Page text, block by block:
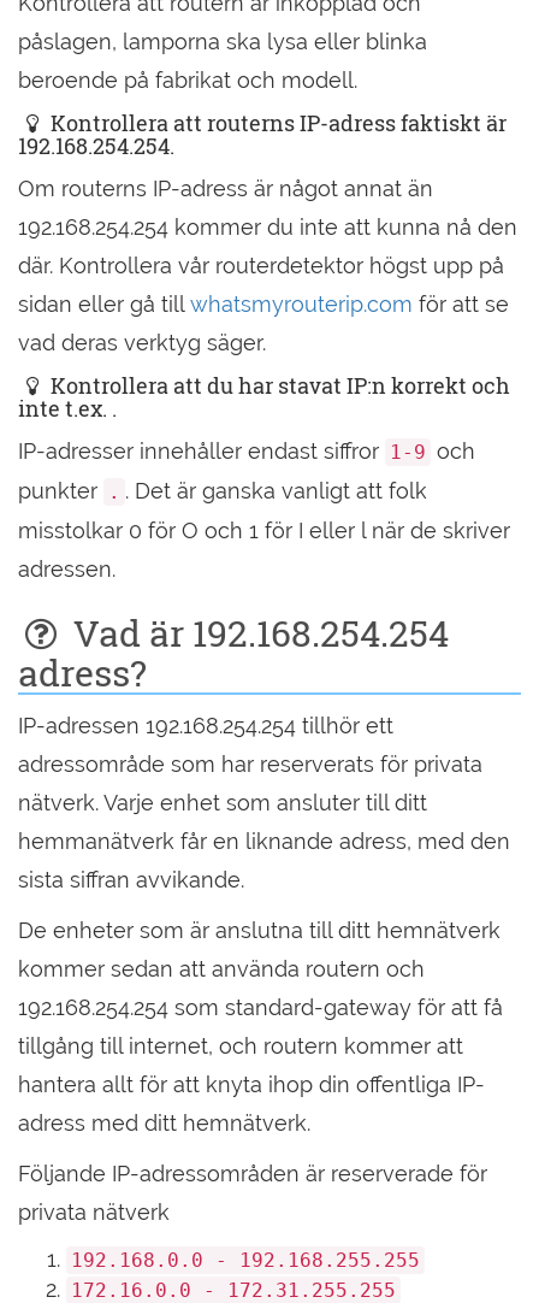
påslagen, lamporna ska lysa eller blinka
beroende på fabrikat och modell.
Kontrollera att routerns IP-adress faktiskt är
192.168.254.254.
Om routerns IP-adress är något annat än
192.168.254.254 kommer du inte att kunna nå den
där. Kontrollera vår routerdetektor högst upp på
sidan eller gå tillwhatsmyrouterip.com för att se
vad deras verktyg säger.
Kontrollera att du har stavat IP:n korrekt och
inte t.ex. .
IP-adresser innehåller endast siffror 1-9 och
punkter
. . Det är ganska vanligt att folk
misstolkar 0 för O och 1 för I eller l när de skriver
adressen.
Vad är 192.168.254.254
adress?
IP-adressen 192.168.254.254 tillhör ett
adressområde som har reserverats för privata
nätverk. Varje enhet som ansluter till ditt
hemmanätverk får en liknande adress, med den
sista siffran avvikande.
De enheter som är anslutna till ditt hemnätverk
kommer sedan att använda routern och
192.168.254.254 som standard-gateway för att få
tillgång till internet, och routern kommer att
hantera allt för att knyta ihop din offentliga IP-
adress med ditt hemnätverk.
Följande IP-adressområden är reserverade för
privata nätverk
192.168.0.0 - 192.168.255.255
172.16.0.0 - 172.31.255.255